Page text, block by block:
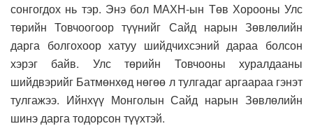
сонгогдох нь тэр. Энэ бол МАХН-ын Төв Хорооны Улс
төрийн Товчоогоор түүнийг Сайд нарын Зөвлөлийн
дарга болгохоор хатуу шийдчихсэний дараа болсон
хэрэг байв. Улс төрийн Товчооны хуралдааны
шийдвэрийг Батмөнхөд нөгөө л тулгадаг аргаараа гэнэт
тулгажээ. Ийнхүү Монголын Сайд нарын Зөвлөлийн
шинэ дарга тодорсон түүхтэй.